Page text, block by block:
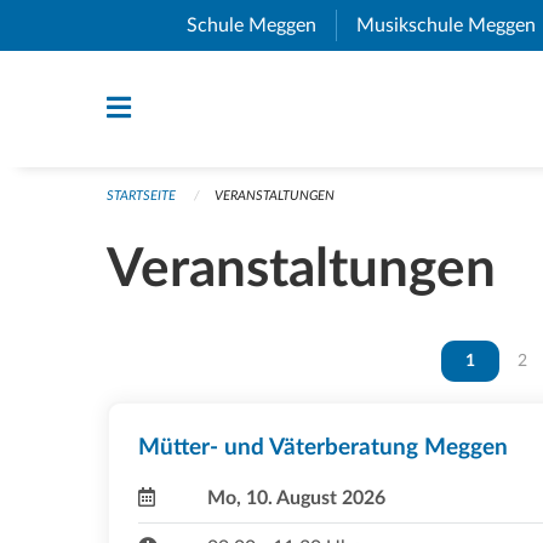
Navigation überspringen
Schule Meggen (External Link)
Musikschule Meggen
STARTSEITE VERANSTALTUNGEN
Veranstaltungen
Vous êtes
1 2
Mütter- und Väterberatung Meggen
Mo, 10. August 2026